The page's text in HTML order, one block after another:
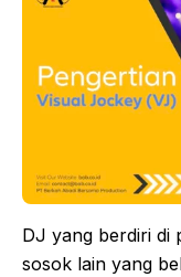
DJ yang berdiri di
sosok lain yang